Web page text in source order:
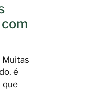
Muitas
é
que